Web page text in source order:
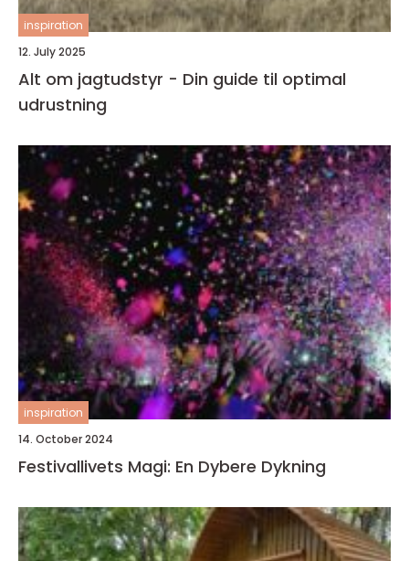
inspiration
12. July 2025
Alt om jagtudstyr - Din guide til optimal
udrustning
inspiration
14. October 2024
Festivallivets Magi: En Dybere Dykning